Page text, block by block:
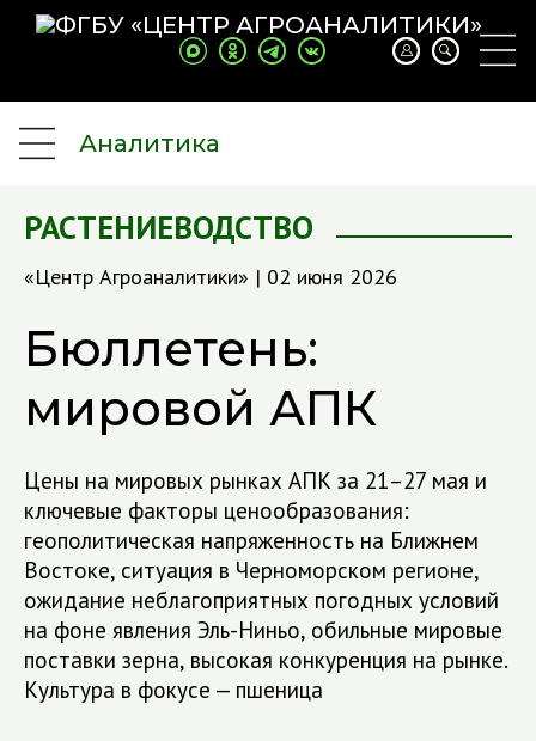
Аналитика
РАСТЕНИЕВОДСТВО
«Центр Агроаналитики» | 02 июня 2026
Бюллетень:
мировой АПК
Цены на мировых рынках АПК за 21–27 мая и
ключевые факторы ценообразования:
геополитическая напряженность на Ближнем
Востоке, ситуация в Черноморском регионе,
ожидание неблагоприятных погодных условий
на фоне явления Эль-Ниньо, обильные мировые
поставки зерна, высокая конкуренция на рынке.
Культура в фокусе — пшеница